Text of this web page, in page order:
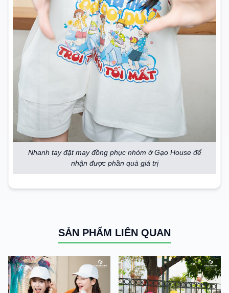
Nhanh tay đặt may đồng phục nhóm ở Gạo House để
nhận được phần quà giá trị
SẢN PHẨM LIÊN QUAN